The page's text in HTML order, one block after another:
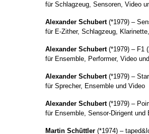
für Schlagzeug, Sensoren, Video
Alexander Schubert(*1979) –
für E-Zither, Schlagzeug,
Alexander Schubert (*1979) – F1
für Ensemble, Performer, Video
Alexander Schubert(*1979) –
für Sprecher, Ensemble und Video
Alexander Schubert (*1979) –
für Ensemble, Sensor-Dirigent und
Martin Schüttler (*1974) –